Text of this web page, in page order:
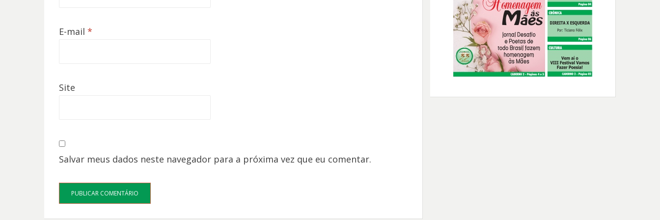
E-mail *
Site
Salvar meus dados neste navegador para a próxima vez que eu comentar.